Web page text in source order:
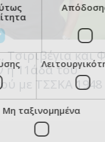
Τσιριβέγια και
η 11άδα του
με ΤΣΣΚΑ 1948
Μη ταξινομημένα